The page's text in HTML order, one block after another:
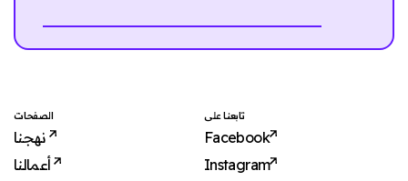
الصفحات
نهجنا
أعمالنا
تابعنا على
Facebook
Instagram